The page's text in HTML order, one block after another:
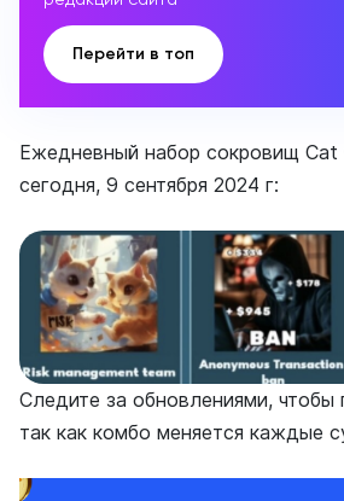
Перейти в топ
Ежедневный набор сокровищ Cat
сегодня, 9 сентября 2024 г:
Следите за обновлениями, чтобы
так как комбо меняется каждые